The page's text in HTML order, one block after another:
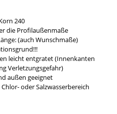
240
die Profilaußenmaße
(auch Wunschmaße)
leicht entgratet (Innenkanten
Verletzungsgefahr)
außen geeignet
Chlor- oder Salzwasserbereich